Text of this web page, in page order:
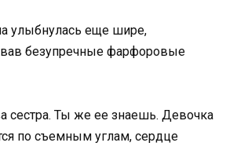
улыбнулась еще шире,
безупречные фарфоровые
сестра. Ты же ее знаешь. Девочка
по съемным углам, сердце